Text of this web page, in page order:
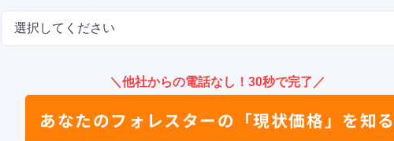
選択してください
＼他社からの電話なし！30秒で完了／
あなたのフォレスターの 「現状価格」を知